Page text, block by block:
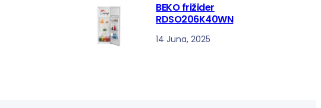
BEKO frižider
RDSO206K40WN
14 Juna, 2025